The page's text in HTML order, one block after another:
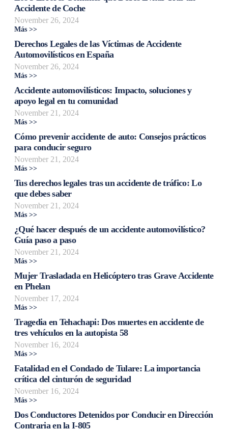
Accidente de Coche
November 26, 2024
Más >>
Derechos Legales de las Víctimas de Accidente
Automovilísticos en España
November 26, 2024
Más >>
Accidente automovilísticos: Impacto, soluciones y
apoyo legal en tu comunidad
November 21, 2024
Más >>
Cómo prevenir accidente de auto: Consejos prácticos
para conducir seguro
November 21, 2024
Más >>
Tus derechos legales tras un accidente de tráfico: Lo
que debes saber
November 21, 2024
Más >>
¿Qué hacer después de un accidente automovilístico?
Guía paso a paso
November 21, 2024
Más >>
Mujer Trasladada en Helicóptero tras Grave Accidente
en Phelan
November 17, 2024
Más >>
Tragedia en Tehachapi: Dos muertes en accidente de
tres vehículos en la autopista 58
November 16, 2024
Más >>
Fatalidad en el Condado de Tulare: La importancia
crítica del cinturón de seguridad
November 16, 2024
Más >>
Dos Conductores Detenidos por Conducir en Dirección
Contraria en la I-805